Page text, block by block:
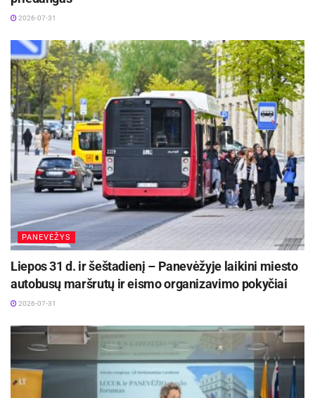
2026-07-31
PANEVĖŽYS
Liepos 31 d. ir šeštadienį – Panevėžyje laikini miesto
autobusų maršrutų ir eismo organizavimo pokyčiai
2026-07-31